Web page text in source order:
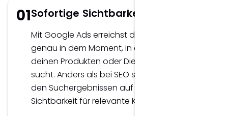
01Sofortige Sichtbarkeit in Google
Mit Google Ads erreichst du deine Zielgruppe
genau in dem Moment, in dem sie nach
deinen Produkten oder Dienstleistungen
sucht. Anders als bei SEO steigst du sofort in
den Suchergebnissen auf und erhältst direkte
Sichtbarkeit für relevante Keywords.